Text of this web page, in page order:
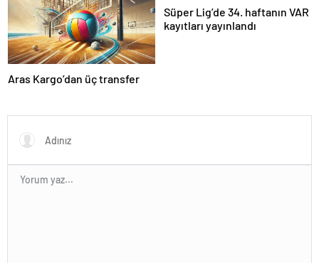
Aras Kargo’dan üç transfer
Süper Lig’de 34. haftanın VAR
kayıtları yayınlandı